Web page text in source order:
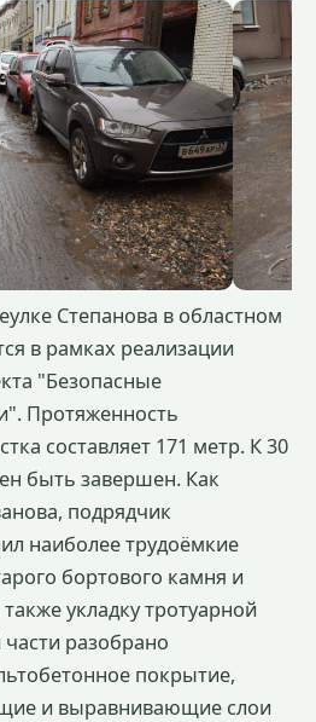
Степанова в областном
в рамках реализации
"Безопасные
Протяженность
составляет 171 метр. К 30
быть завершен. Как
подрядчик
наиболее трудоёмкие
бортового камня и
укладку тротуарной
разобрано
покрытие,
и выравнивающие слои